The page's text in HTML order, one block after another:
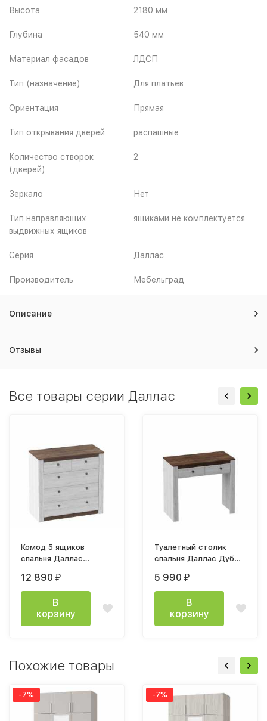
Высота 2180 мм
Глубина 540 мм
Материал фасадов ЛДСП
Тип (назначение) Для платьев
Ориентация Прямая
Тип открывания дверей распашные
Количество створок
(дверей)
2
Зеркало Нет
Тип направляющих
выдвижных ящиков
ящиками не комплектуется
Серия Даллас
Производитель Мебельград
Описание
Отзывы
Все товары серии Даллас
Комод 5 ящиков
спальня Даллас
Винтерберг / Таксония
12 890 ₽
В
корзину
Туалетный столик
спальня Даллас Дуб
5 990 ₽
В
корзину
Похожие товары
-7% -7%